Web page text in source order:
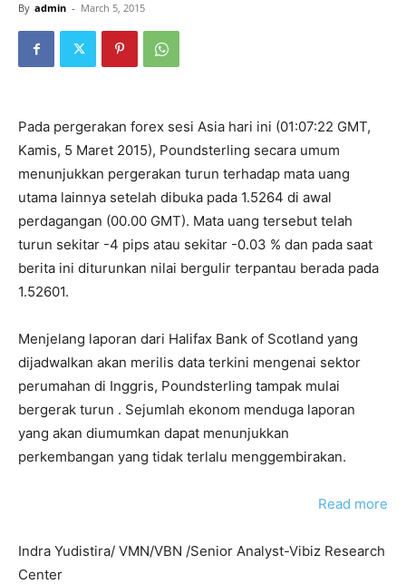
By admin - March 5, 2015
Pada pergerakan forex sesi Asia hari ini (01:07:22 GMT,
Kamis, 5 Maret 2015), Poundsterling secara umum
menunjukkan pergerakan turun terhadap mata uang
utama lainnya setelah dibuka pada 1.5264 di awal
perdagangan (00.00 GMT). Mata uang tersebut telah
turun sekitar -4 pips atau sekitar -0.03 % dan pada saat
berita ini diturunkan nilai bergulir terpantau berada pada
1.52601.
Menjelang laporan dari Halifax Bank of Scotland yang
dijadwalkan akan merilis data terkini mengenai sektor
perumahan di Inggris, Poundsterling tampak mulai
bergerak turun . Sejumlah ekonom menduga laporan
yang akan diumumkan dapat menunjukkan
perkembangan yang tidak terlalu menggembirakan.
Read more
Indra Yudistira/ VMN/VBN /Senior Analyst-Vibiz Research
Center